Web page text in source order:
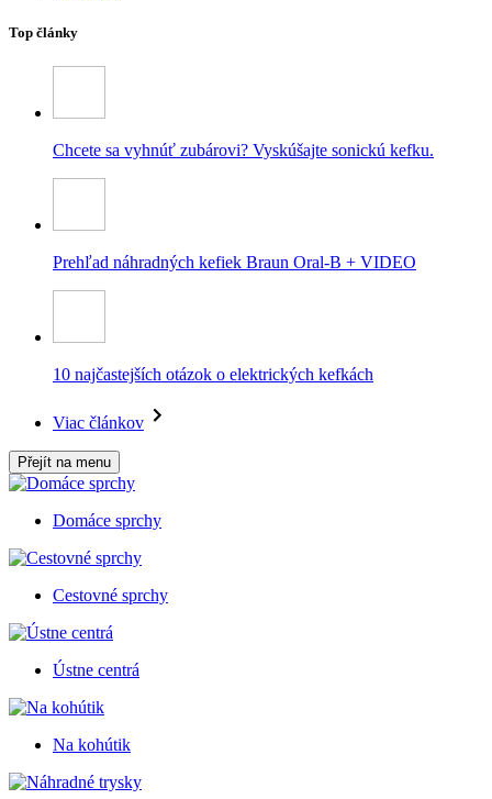
Top články
Chcete sa vyhnúť zubárovi? Vyskúšajte sonickú kefku.
Prehľad náhradných kefiek Braun Oral-B + VIDEO
10 najčastejších otázok o elektrických kefkách
Viac článkov
Přejít na menu
Domáce sprchy
Cestovné sprchy
Ústne centrá
Na kohútik